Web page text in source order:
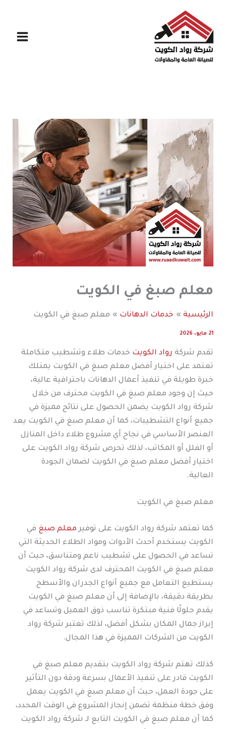
المحتوى
معلم صبغ في الكويت
الرئيسية خدمات الدهانات معلم صبغ في الكويت
21 مايو، 2026
تقدم شركة رواد الكويت خدمات طلاء وتشطيب متكاملة
تعتمد على اختيار أفضل معلم صبغ في الكويت يمتلك
خبرة طويلة في تنفيذ أعمال الدهانات باحترافية عالية،
حيث إن وجود معلم صبغ في الكويت محترف من خلال
شركة رواد الكويت يضمن الحصول على نتائج مميزة في
جميع أنواع التشطيبات، كما أن معلم صبغ في الكويت يعد
العنصر الأساسي في نجاح أي مشروع طلاء داخل المنازل
أو الفلل أو المكاتب، لذلك تحرص شركة رواد الكويت على
اختيار أفضل معلم صبغ في الكويت لضمان الجودة
العالية.
معلم صبغ في الكويت
كما تعتمد شركة رواد الكويت على توفير معلم صبغ في
الكويت يستخدم أحدث الأدوات ومواد الطلاء الحديثة التي
تساعد في الحصول على تشطيب ناعم ومتناسق، حيث أن
معلم صبغ في الكويت المحترف لدى شركة رواد الكويت
يستطيع التعامل مع جميع أنواع الجدران والأسطح
بطريقة دقيقة، بالإضافة إلى أن معلم صبغ في الكويت
يقدم حلولًا فنية مبتكرة تناسب ذوق العميل وتساعد في
إبراز جمال المكان بشكل أفضل، لذلك تعتبر شركة رواد
الكويت من الشركات المميزة في هذا المجال.
كذلك تهتم شركة رواد الكويت بتقديم معلم صبغ في
الكويت قادر على تنفيذ الأعمال بسرعة ودقة دون التأثير
على جودة العمل، حيث أن معلم صبغ في الكويت يعمل
وفق خطة منظمة تضمن إنجاز المشروع في الوقت المحدد،
كما أن معلم صبغ في الكويت التابع لـ شركة رواد الكويت